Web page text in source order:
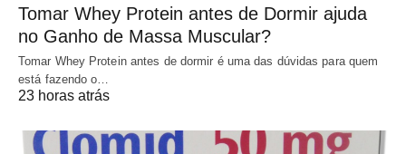
Tomar Whey Protein antes de Dormir ajuda
no Ganho de Massa Muscular?
Tomar Whey Protein antes de dormir é uma das dúvidas para quem
está fazendo o…
23 horas atrás